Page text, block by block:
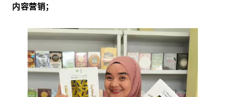
内容营销；